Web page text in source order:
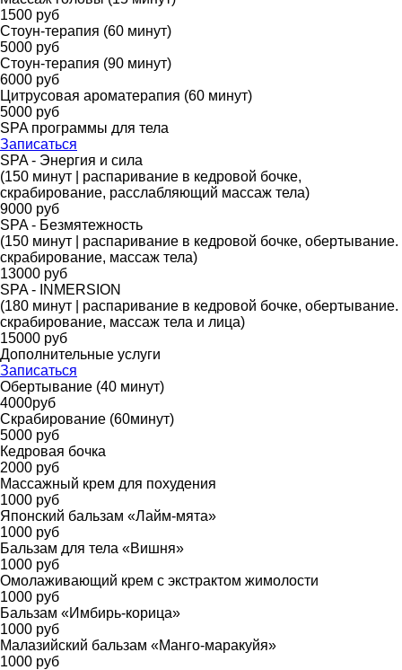
1500 руб
Стоун-терапия (60 минут)
5000 руб
Стоун-терапия (90 минут)
6000 руб
Цитрусовая ароматерапия (60 минут)
5000 руб
SPA программы для тела
Записаться
SPA - Энергия и сила
(150 минут | распаривание в кедровой бочке,
скрабирование, расслабляющий массаж тела)
9000 руб
SPA - Безмятежность
(150 минут | распаривание в кедровой бочке, обертывание.
скрабирование, массаж тела)
13000 руб
SPA - INMERSION
(180 минут | распаривание в кедровой бочке, обертывание.
скрабирование, массаж тела и лица)
15000 руб
Дополнительные услуги
Записаться
Обертывание (40 минут)
4000руб
Скрабирование (60минут)
5000 руб
Кедровая бочка
2000 руб
Массажный крем для похудения
1000 руб
Японский бальзам «Лайм-мята»
1000 руб
Бальзам для тела «Вишня»
1000 руб
Омолаживающий крем с экстрактом жимолости
1000 руб
Бальзам «Имбирь-корица»
1000 руб
Малазийский бальзам «Манго-маракуйя»
1000 руб